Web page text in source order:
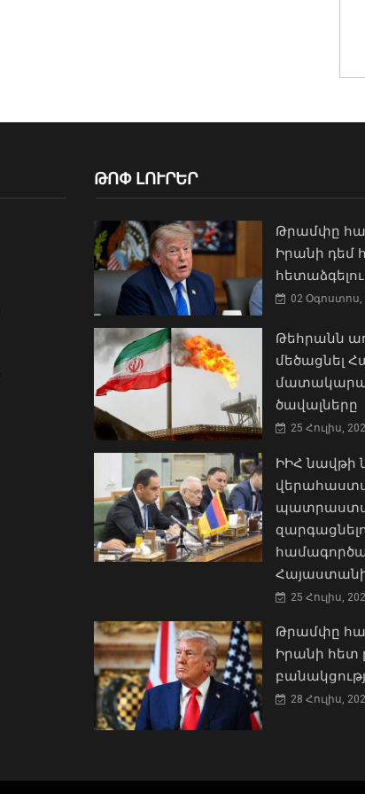
ԹՈՓ ԼՈՒՐԵՐ
Թրամփը
Իրանի դեմ
02 Օգոստոս,
Թեհրանն
մեծացնել
ծավալները
25 Հուլիս,
ԻԻՀ
25 Հուլիս,
Թրամփը
Իրանի հետ
28 Հուլիս,